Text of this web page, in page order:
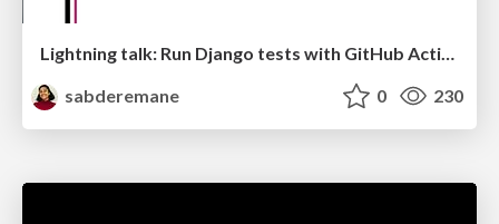
Lightning talk: Run Django tests with GitHub Actions
sabderemane
0 230